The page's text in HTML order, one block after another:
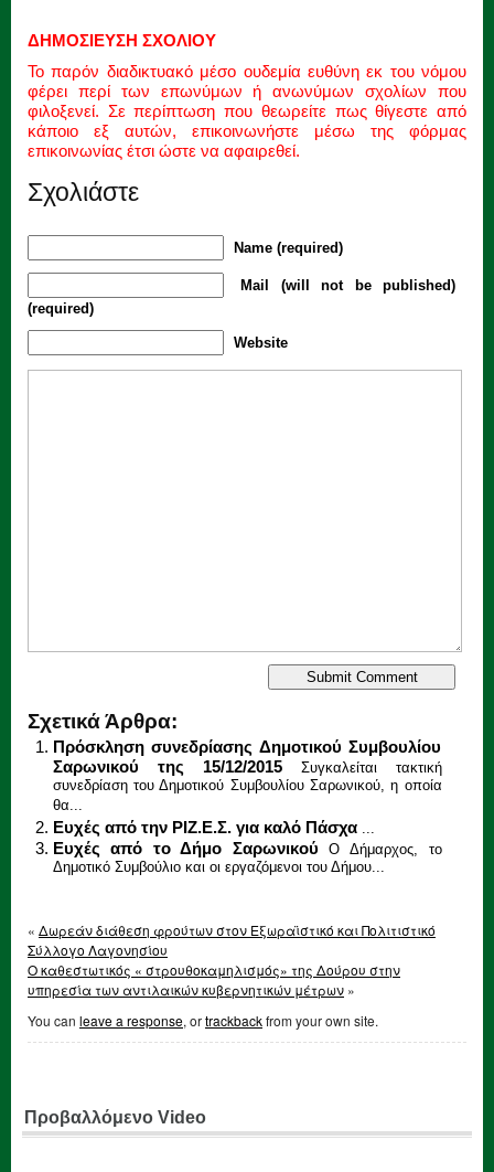
ΔΗΜΟΣΙΕΥΣΗ ΣΧΟΛΙΟΥ
Το παρόν διαδικτυακό μέσο ουδεμία ευθύνη εκ του νόμου
φέρει περί των επωνύμων ή ανωνύμων σχολίων που
φιλοξενεί. Σε περίπτωση που θεωρείτε πως θίγεστε από
κάποιο εξ αυτών, επικοινωνήστε μέσω της φόρμας
επικοινωνίας έτσι ώστε να αφαιρεθεί.
Σχολιάστε
Name (required)
Mail (will not be published)
(required)
Website
Σχετικά Άρθρα:
Πρόσκληση συνεδρίασης Δημοτικού Συμβουλίου
Σαρωνικού της 15/12/2015
Συγκαλείται τακτική
συνεδρίαση του Δημοτικού Συμβουλίου Σαρωνικού, η οποία
θα...
Ευχές από την ΡΙΖ.Ε.Σ. για καλό Πάσχα ...
Ευχές από το Δήμο Σαρωνικού Ο Δήμαρχος, το
Δημοτικό Συμβούλιο και οι εργαζόμενοι του Δήμου...
« Δωρεάν διάθεση φρούτων στον Εξωραϊστικό και Πολιτιστικό
Σύλλογο Λαγονησίου
Ο καθεστωτικός « στρουθοκαμηλισμός» της Δούρου στην
υπηρεσία των αντιλαικών κυβερνητικών μέτρων »
You can leave a response, ortrackbackfrom your own site.
Προβαλλόμενο Video